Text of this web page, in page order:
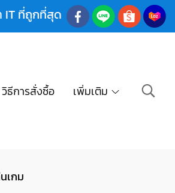
IT ที่ถูกที่สุด
วิธีการสั่งซื้อ เพิ่มเติม
เกม